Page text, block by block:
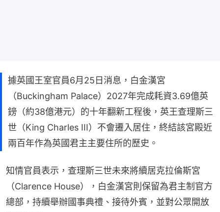
據英國王室官員6月25日消息，白金漢宮
（Buckingham Palace）2027年完成耗資3.69億英
鎊（約38億港元）的十年翻新工程後，英王查理斯三
世（King Charles III）不會遷入居住，終結該宮殿近
兩百年作為英國君主主要住所的歷史。
知情官員表示，查理斯三世未來將續居克拉倫斯宮
（Clarence House），白金漢宮則保留為君主制官方
總部，持續舉辦國事典禮、接待外賓，並對公眾開放